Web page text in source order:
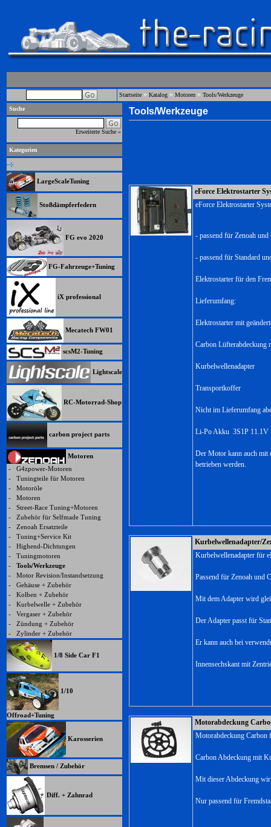
Startseite » Katalog » Motoren » Tools/Werkzeuge
Suche
Erweiterte Suche »
Kategorien
LargeScaleTuning
Stoßdämpferfedern
FG evo 2020
FG-Fahrzeuge+Tuning
iX professional
Mecatech FW01
scsM2-Tuning
Lightscale
RC-Motorrad-Shop
carbon project parts
Motoren
- G4zpower-Motoren
- Tuningteile für Motoren
- Motoröle
- Motoren
- Street-Race Tuning+Motoren
- Zubehör für Selfmade Tuning
- Zenoah Ersatzteile
- Tuning+Service Kit
- Highend-Dichtungen
- Tuningmotoren
- Tools/Werkzeuge
- Motor Revision/Instandsetzung
- Gehäuse + Zubehör
- Kolben + Zubehör
- Kurbelwelle + Zubehör
- Vergaser + Zubehör
- Zündung + Zubehör
- Zylinder + Zubehör
1/8 Side Car F1
1/10
Offroad+Tuning
Karosserien
Bremsen / Zubehör
Diff. + Zahnrad
Tools/Werkzeuge
eForce Elektrostarter
eForce Elektrostarter
- passend für Zenoah
- passend für Standard
Elektrostarter für den
Lieferumfang:
Elektrostarter mit
Carbon Lüfterabdeckung
Kurbelwellenadapter
Transportkoffer
Nicht im Lieferumfang
Li-Po Akku 3S1P 11.1V
Der Motor kann auch mit
betrieben werden.
Kurbelwellenadapter/
Kurbelwellenadapter für
Passend für Zenoah und
Mit dem Adapter wird
Der Adapter passt für
Er kann auch bei
Innensechskant mit
Motorabdeckung
Motorabdeckung Carbon
Carbon Abdeckung mit
Mit dieser Abdeckung
Nur passend für